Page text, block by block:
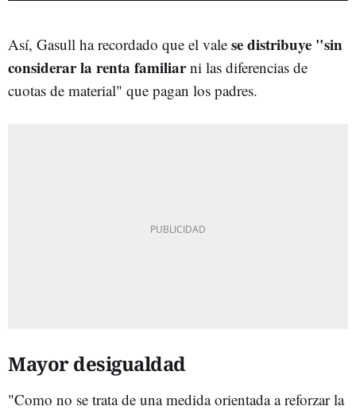
Así, Gasull ha recordado que el vale se distribuye "sin
considerar la renta familiarni las diferencias de
cuotas de material" que pagan los padres.
Mayor desigualdad
"Como no se trata de una medida orientada a reforzar la